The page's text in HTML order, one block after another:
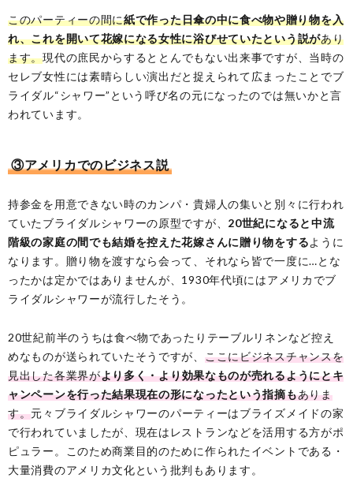
このパーティーの間に紙で作った日傘の中に食べ物や贈り物を入
れ、これを開いて花嫁になる女性に浴びせていたという説があり
ます。現代の庶民からするととんでもない出来事ですが、当時の
セレブ女性には素晴らしい演出だと捉えられて広まったことでブ
ライダル“シャワー”という呼び名の元になったのでは無いかと言
われています。
③アメリカでのビジネス説
持参金を用意できない時のカンパ・貴婦人の集いと別々に行われ
ていたブライダルシャワーの原型ですが、 20世紀になると中流
階級の家庭の間でも結婚を控えた花嫁さんに贈り物をするように
なります。贈り物を渡すなら会って、それなら皆で一度に…とな
ったかは定かではありませんが、1930年代頃にはアメリカでブ
ライダルシャワーが流行したそう。
20世紀前半のうちは食べ物であったりテーブルリネンなど控え
めなものが送られていたそうですが、 ここにビジネスチャンスを
見出した各業界がより多く・より効果なものが売れるようにとキ
ャンペーンを行った結果現在の形になったという指摘もありま
す。元々ブライダルシャワーのパーティーはブライズメイドの家
で行われていましたが、現在はレストランなどを活用する方がポ
ピュラー。このため商業目的のために作られたイベントである・
大量消費のアメリカ文化という批判もあります。